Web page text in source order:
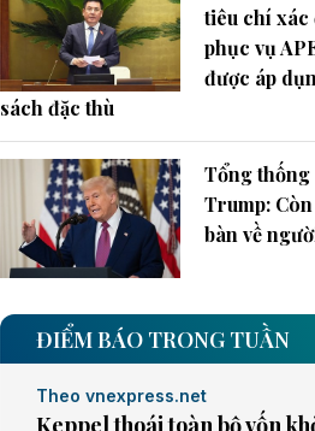
tiêu chí xác
phục vụ
được áp
sách đặc thù
Tổng
Trump:
bàn về
ĐIỂM BÁO TRONG TUẦN
Theo vnexpress.net